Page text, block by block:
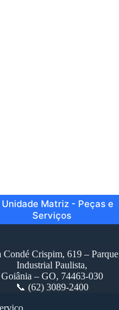
Unidade Matriz - Peças e
Serviços
Condé Crispim, 619 – Parque
Industrial Paulista,
Goiânia – GO, 74463-030
📞 (62) 3089-2400